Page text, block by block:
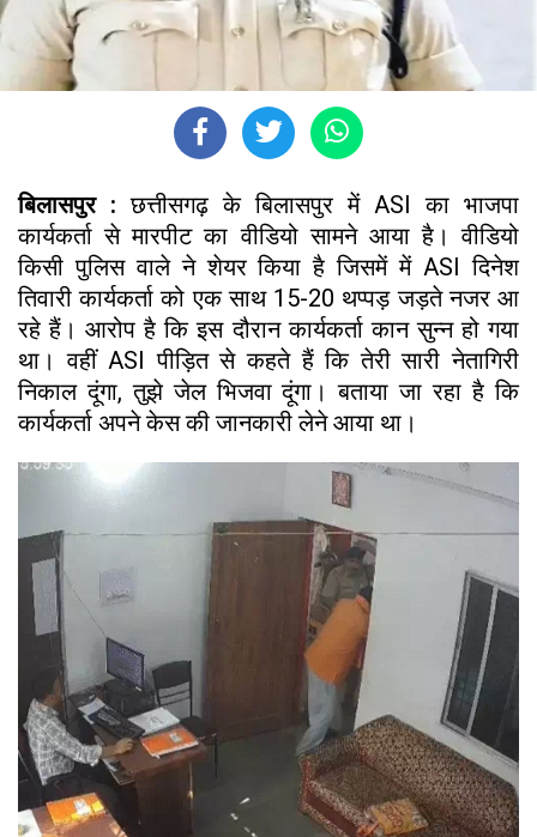
बिलासपुर :छत्तीसगढ़ के बिलासपुर में ASI का भाजपा
कार्यकर्ता से मारपीट का वीडियो सामने आया है। वीडियो
किसी पुलिस वाले ने शेयर किया है जिसमें में ASI दिनेश
तिवारी कार्यकर्ता को एक साथ 15-20 थप्पड़ जड़ते नजर आ
रहे हैं। आरोप है कि इस दौरान कार्यकर्ता कान सुन्न हो गया
था। वहीं ASI पीड़ित से कहते हैं कि तेरी सारी नेतागिरी
निकाल दूंगा, तुझे जेल भिजवा दूंगा। बताया जा रहा है कि
कार्यकर्ता अपने केस की जानकारी लेने आया था।